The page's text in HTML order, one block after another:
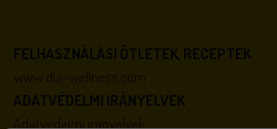
FELHASZNÁLÁSI ÖTLETEK, RECEPTEK
ADATVÉDELMI IRÁNYELVEK